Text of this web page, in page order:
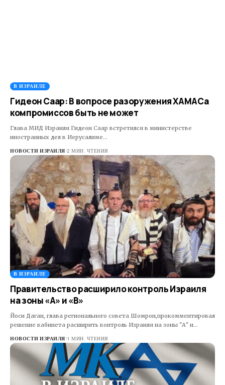
В ИЗРАИЛЕ
Гидеон Саар: В вопросе разоружения ХАМАСа
компромиссов быть не может
Глава МИД Израиля Гидеон Саар встретился в министерстве
иностранных дел в Иерусалиме…
НОВОСТИ ИЗРАИЛЯ 2 МИН. ЧТЕНИЯ
В ИЗРАИЛЕ
Правительство расширило контроль Израиля
на зоны «А» и «B»
Йоси Даган, глава регионального совета Шомрон,прокомментировал
решение кабинета расширить контроль Израиля на зоны "А" и…
НОВОСТИ ИЗРАИЛЯ 1 МИН. ЧТЕНИЯ